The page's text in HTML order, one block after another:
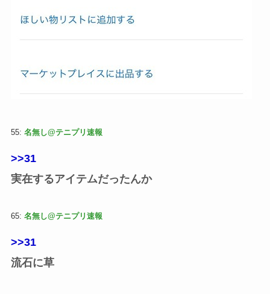
55: 名無し@テニプリ速報
>>31
実在するアイテムだったんか
65: 名無し@テニプリ速報
>>31
流石に草